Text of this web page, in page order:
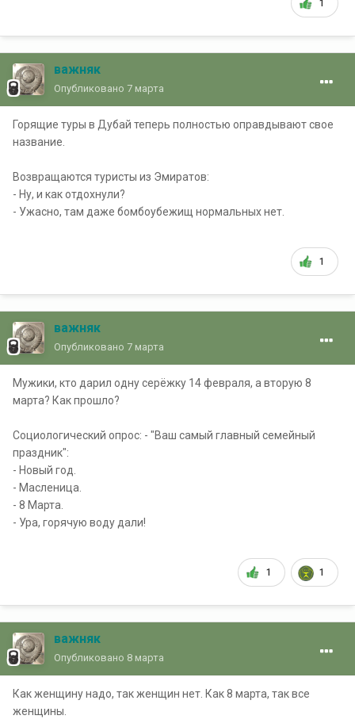
1
важняк
Опубликовано 7 марта
Горящие туры в Дубай теперь полностью оправдывают свое
название.
Возвращаются туристы из Эмиратов:
- Ну, и как отдохнули?
- Ужасно, там даже бомбоубежищ нормальных нет.
1
важняк
Опубликовано 7 марта
Мужики, кто дарил одну серёжку 14 февраля, а вторую 8
марта? Как прошло?
Социологический опрос: - "Ваш самый главный семейный
праздник":
- Новый год.
- Масленица.
- 8 Марта.
- Ура, горячую воду дали!
1 1
важняк
Опубликовано 8 марта
Как женщину надо, так женщин нет. Как 8 марта, так все
женщины.